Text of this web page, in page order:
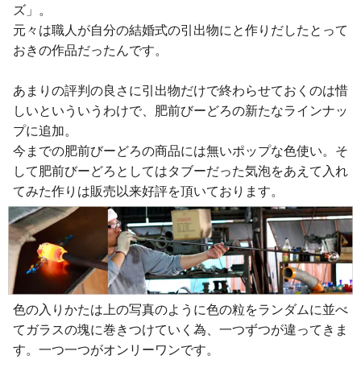
ズ」。
元々は職人が自分の結婚式の引出物にと作りだしたとって
おきの作品だったんです。
あまりの評判の良さに引出物だけで終わらせておくのは惜
しいといういうわけで、肥前びーどろの新たなラインナッ
プに追加。
今までの肥前びーどろの商品には無いポップな色使い。そ
して肥前びーどろとしてはタブーだった気泡をあえて入れ
てみた作りは販売以来好評を頂いております。
色の入りかたは上の写真のように色の粒をランダムに並べ
てガラスの塊に巻きつけていく為、一つずつが違ってきま
す。一つ一つがオンリーワンです。